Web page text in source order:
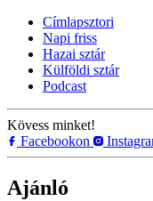
Címlapsztori
Napi friss
Hazai sztár
Külföldi sztár
Podcast
Kövess minket!
Facebookon
Ajánló